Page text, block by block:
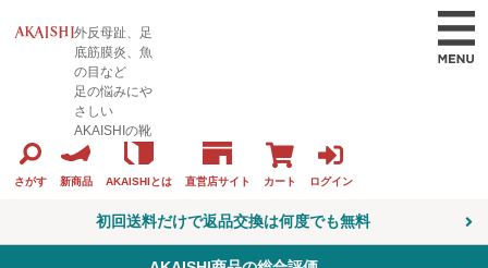
外反母趾、足
底筋膜炎、魚
の目など
足の悩みにや
さしい
AKAISHIの靴
さがす 新商品 AKAISHIとは 直営店サイト カート ログイン
初回送料だけで返品交換は何度でも無料